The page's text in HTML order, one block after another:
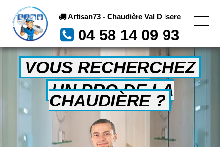
Artisan73 - Chaudière Val D Isere
04 58 14 09 93
VOUS RECHERCHEZ
UN PRO DE LA
CHAUDIÈRE ?